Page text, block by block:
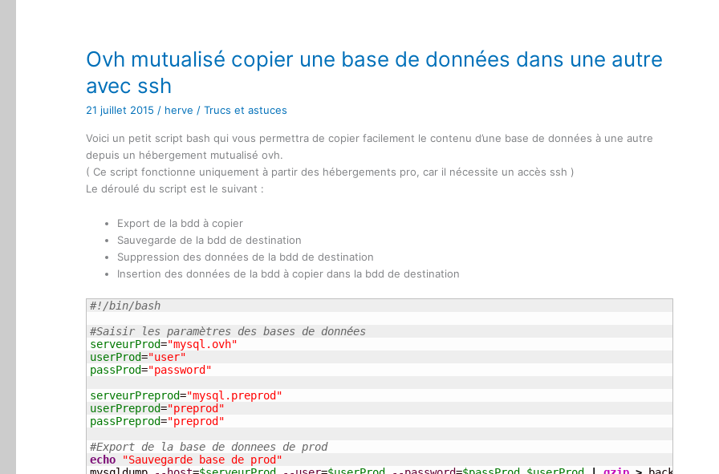
et
modules
Ovh mutualisé copier une base de données dans une autre
avec ssh
21 juillet 2015 / herve / Trucs et astuces
Voici un petit script bash qui vous permettra de copier facilement le contenu d’une base de données à une autre
depuis un hébergement mutualisé ovh.
( Ce script fonctionne uniquement à partir des hébergements pro, car il nécessite un accès ssh )
Le déroulé du script est le suivant :
Export de la bdd à copier
Sauvegarde de la bdd de destination
Suppression des données de la bdd de destination
Insertion des données de la bdd à copier dans la bdd de destination
#!/bin/bash
#Saisir les paramètres des bases de données
serveurProd="mysql.ovh"
userProd="user"
passProd="password"
serveurPreprod="mysql.preprod"
userPreprod="preprod"
passPreprod="preprod"
#Export de la base de donnees de prod
echo
"Sauvegarde base de prod"